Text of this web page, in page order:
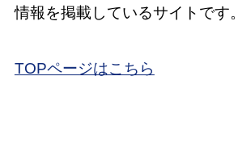
情報を掲載しているサイトです。
TOPページはこちら